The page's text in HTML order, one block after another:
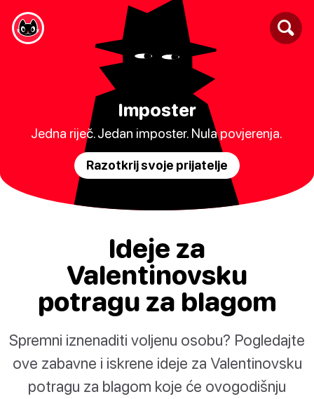
Imposter
Jedna riječ. Jedan imposter. Nula povjerenja.
Razotkrij svoje prijatelje
Ideje za
Valentinovsku
potragu za blagom
Spremni iznenaditi voljenu osobu? Pogledajte
ove zabavne i iskrene ideje za Valentinovsku
potragu za blagom koje će ovogodišnju